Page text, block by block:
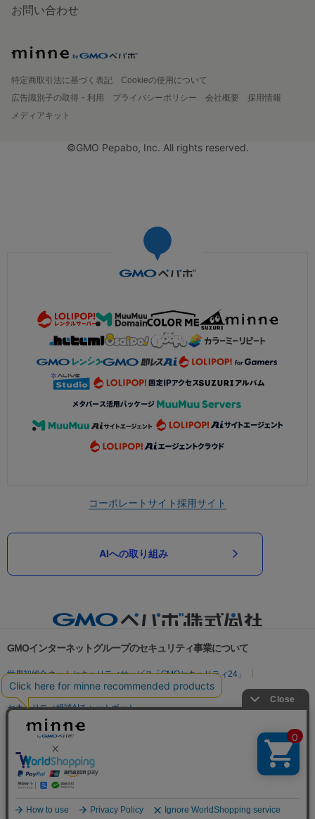
お問い合わせ
特定商取引法に基づく表記
Cookieの使用について
広告識別子の取得・利用
プライバシーポリシー 会社概要
採用情報
メディアキット
©GMO Pepabo, Inc. All rights reserved.
コーポレートサイト採用サイト
AIへの取り組み
GMOインターネットグループのセキュリティ事業について
世界初総合ネットセキュリティサービス「GMOセキュリティ24」
パスワード漏洩診断
Webサイトリスク診断
セキュリティ相談AIチャットボット
実在証明・盗聴対策
サイバー攻撃対策（GMO Flatt Security）
セキュリティ事業の軌跡